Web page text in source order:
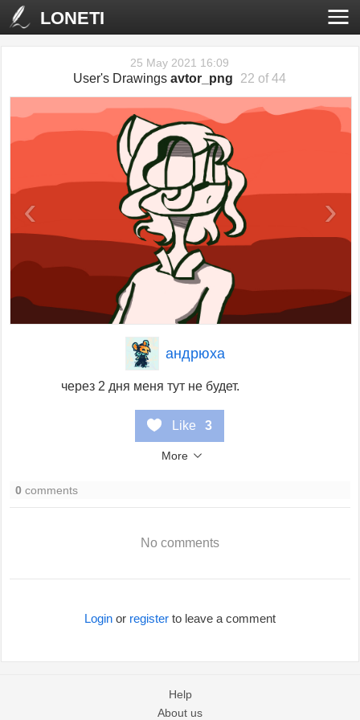
LONETI
25 May 2021 16:09
User's Drawingsavtor_png 22 of 44
‹ ›
андрюха
через 2 дня меня тут не будет.
Like 3
More
0 comments
No comments
Loginor registerto leave a comment
Help
About us